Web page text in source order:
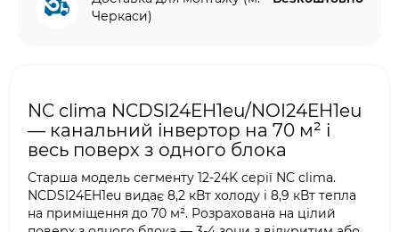
Черкаси)
NC clima NCDSI24EH1eu/NOI24EH1eu
— канальний інвертор на 70 м² і
весь поверх з одного блока
Старша модель сегменту 12-24K серії NC clima.
NCDSI24EH1eu видає 8,2 кВт холоду і 8,9 кВт тепла
на приміщення до 70 м². Розрахована на цілий